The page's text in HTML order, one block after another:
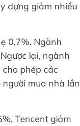
dựng giảm nhiều
0,7%. Ngành
lại, ngành
phép các
mua nhà lần
Tencent giảm